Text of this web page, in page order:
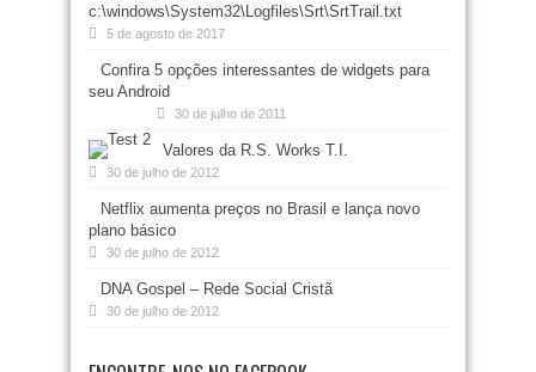
c:\windows\System32\Logfiles\Srt\SrtTrail.txt
5 de agosto de 2017
Confira 5 opções interessantes de widgets para
seu Android
30 de julho de 2011
Valores da R.S. Works T.I.
30 de julho de 2012
Netflix aumenta preços no Brasil e lança novo
plano básico
30 de julho de 2012
DNA Gospel – Rede Social Cristã
30 de julho de 2012